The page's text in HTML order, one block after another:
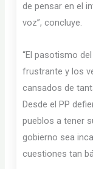
de pensar en el
voz”, concluye.
“El pasotismo
frustrante y los
cansados de
Desde el PP
pueblos a tener
gobierno sea
cuestiones tan